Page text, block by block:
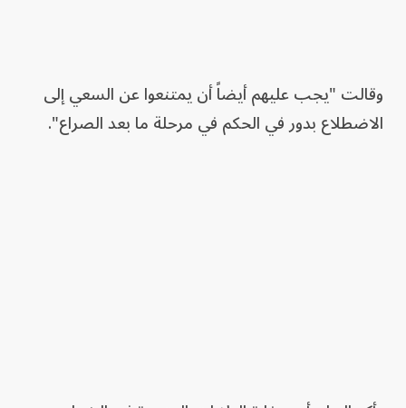
وقالت "يجب عليهم أيضاً أن يمتنعوا عن السعي إلى
الاضطلاع بدور في الحكم في مرحلة ما بعد الصراع".